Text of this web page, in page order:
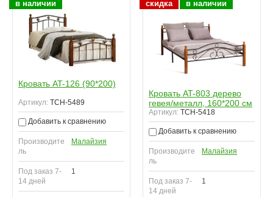
в наличии
Кровать AT-126 (90*200)
Артикул: TCH-5489
Добавить к сравнению
Производите
ль
Малайзия
Под заказ 7-
14 дней
1
скидка в наличии
Кровать AT-803 дерево
гевея/металл, 160*200 см
Артикул: TCH-5418
Добавить к сравнению
Производите
ль
Малайзия
Под заказ 7-
14 дней
1